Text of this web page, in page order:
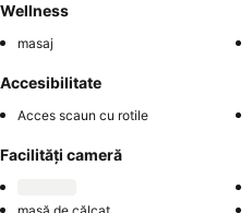
Wellness
masaj
Accesibilitate
Acces scaun cu rotile
Facilități cameră